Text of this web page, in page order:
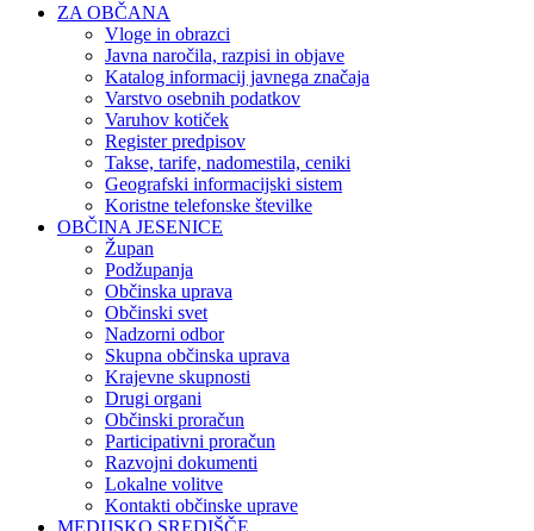
ZA OBČANA
Vloge in obrazci
Javna naročila, razpisi in objave
Katalog informacij javnega značaja
Varstvo osebnih podatkov
Varuhov kotiček
Register predpisov
Takse, tarife, nadomestila, ceniki
Geografski informacijski sistem
Koristne telefonske številke
OBČINA JESENICE
Župan
Podžupanja
Občinska uprava
Občinski svet
Nadzorni odbor
Skupna občinska uprava
Krajevne skupnosti
Drugi organi
Občinski proračun
Participativni proračun
Razvojni dokumenti
Lokalne volitve
Kontakti občinske uprave
MEDIJSKO SREDIŠČE